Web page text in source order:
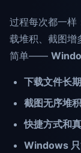
过程每次都一样
载堆积、截图增
简单——
下载文件长
截图无序堆积
快捷方式和
Windows 只